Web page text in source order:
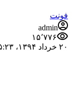
فونت
admin
۱۵٬۷۷۶
۲۰ خرداد ۱۳۹۴،‏ ۱۵:۲۳